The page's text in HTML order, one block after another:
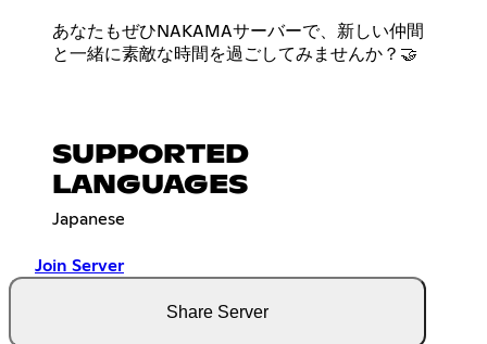
あなたもぜひNAKAMAサーバーで、新しい仲間
と一緒に素敵な時間を過ごしてみませんか？🤝
SUPPORTED
LANGUAGES
Japanese
Join Server
Share Server